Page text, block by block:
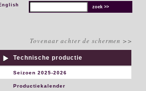
English
Tovenaar achter de schermen >>
Technische productie
Seizoen 2025-2026
Productiekalender